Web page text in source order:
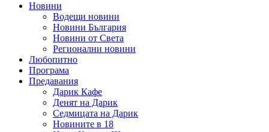
Новини
Водещи новини
Новини България
Новини от Света
Регионални новини
Любопитно
Програма
Предавания
Дарик Кафе
Денят на Дарик
Седмицата на Дарик
Новините в 18